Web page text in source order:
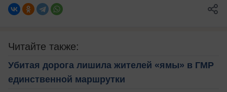
Читайте также:
Убитая дорога лишила жителей «ямы» в ГМР
единственной маршрутки